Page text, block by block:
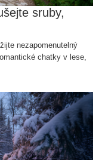
sruby,
nezapomenutelný
chatky v lese,